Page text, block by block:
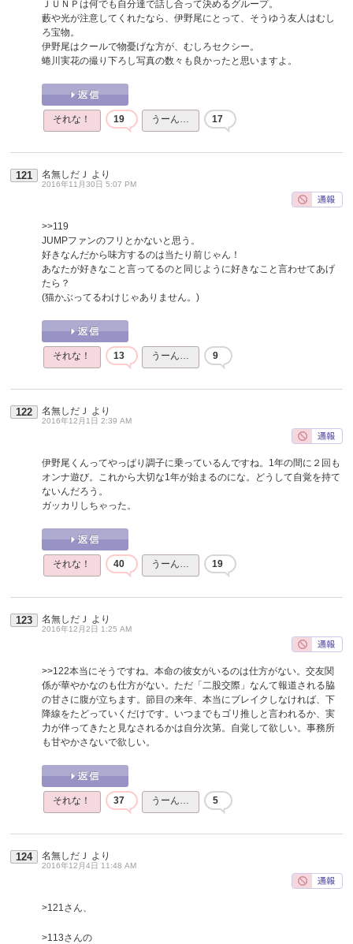
ＪＵＮＰは何でも自分達で話し合って決めるグループ。
藪や光が注意してくれたなら、伊野尾にとって、そうゆう友人はむし
ろ宝物。
伊野尾はクールで物憂げな方が、むしろセクシー。
蜷川実花の撮り下ろし写真の数々も良かったと思いますよ。
それな！ 19 うーん… 17
121 名無しだＪ より
2016年11月30日 5:07 PM
>>119
JUMPファンのフリとかないと思う。
好きなんだから味方するのは当たり前じゃん！
あなたが好きなこと言ってるのと同じように好きなこと言わせてあげ
たら？
(猫かぶってるわけじゃありません。)
それな！ 13 うーん… 9
122 名無しだＪ より
2016年12月1日 2:39 AM
伊野尾くんってやっぱり調子に乗っているんですね。1年の間に２回も
オンナ遊び。これから大切な1年が始まるのにな。どうして自覚を持て
ないんだろう。
ガッカリしちゃった。
それな！ 40 うーん… 19
123 名無しだＪ より
2016年12月2日 1:25 AM
>>122本当にそうですね。本命の彼女がいるのは仕方がない。交友関
係が華やかなのも仕方がない。ただ「二股交際」なんて報道される脇
の甘さに腹が立ちます。節目の来年、本当にブレイクしなければ、下
降線をたどっていくだけです。いつまでもゴリ推しと言われるか、実
力が伴ってきたと見なされるかは自分次第。自覚して欲しい。事務所
も甘やかさないで欲しい。
それな！ 37 うーん… 5
124 名無しだＪ より
2016年12月4日 11:48 AM
>121さん、
>113さんの